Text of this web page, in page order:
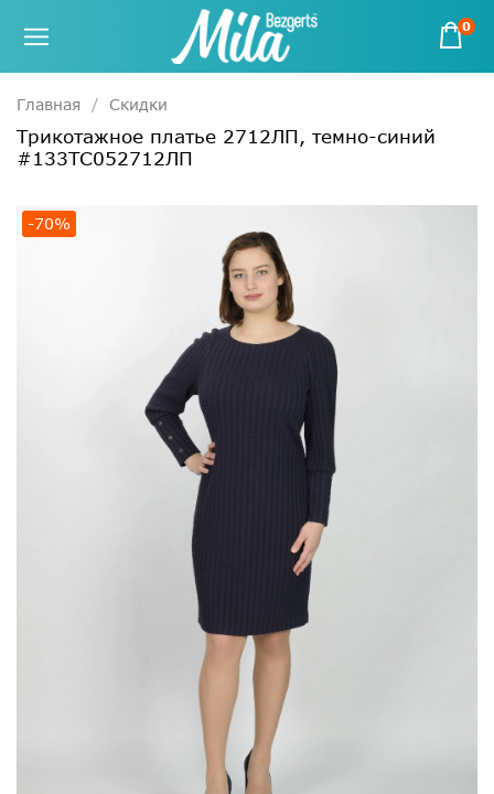
0
Главная Скидки
Трикотажное платье 2712ЛП, темно-синий
#133ТС052712ЛП
-70%